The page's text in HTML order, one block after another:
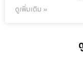
ดูเพิ่มเติม »